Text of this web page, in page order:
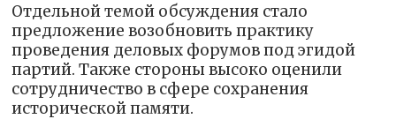
Отдельной темой обсуждения стало
предложение возобновить практику
проведения деловых форумов под эгидой
партий. Также стороны высоко оценили
сотрудничество в сфере сохранения
исторической памяти.